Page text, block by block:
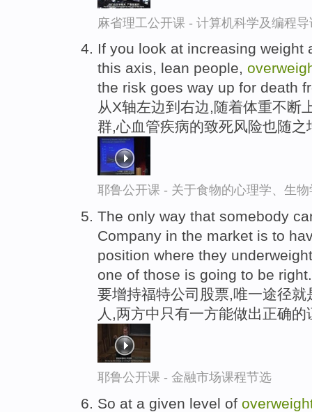
麻省理工公开课 - 计算机科学及编程
If you look at increasing weight
this axis, lean people,
the risk goes way up for death
从X轴左边到右边,随着体重不断
群,心血管疾病的致死风险也随之
耶鲁公开课 - 关于食物的心理学、生
The only way that somebody
Company in the market is to
position where they
one of those is going to be right.
要增持福特公司股票,唯一途径
人,两方中只有一方能做出正确的
耶鲁公开课 - 金融市场课程节选
So at a given level of